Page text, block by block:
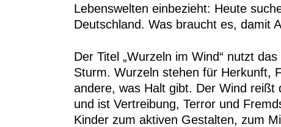
Lebenswelten einbezieht: Heute
Deutschland. Was braucht es, damit
Der Titel „Wurzeln im Wind“ nutzt
Sturm. Wurzeln stehen für Herkunft,
andere, was Halt gibt. Der Wind reißt
und ist Vertreibung, Terror und
Kinder zum aktiven Gestalten, zum